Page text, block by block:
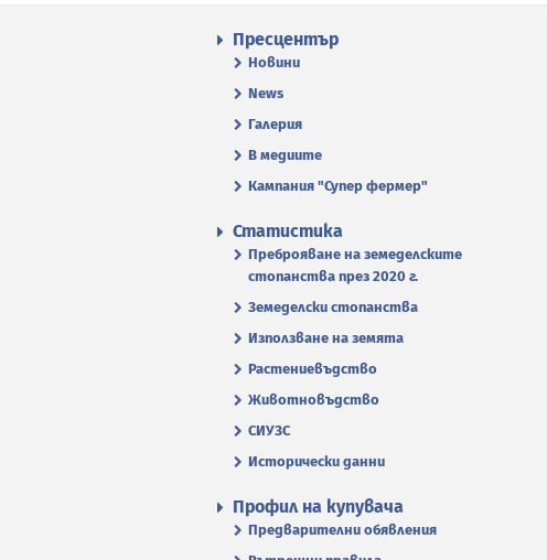
Пресцентър
Новини
News
Галерия
В медиите
Кампания "Супер фермер"
Статистика
Преброяване на земеделските
стопанства през 2020 г.
Земеделски стопанства
Използване на земята
Растениевъдство
Животновъдство
СИУЗС
Исторически данни
Профил на купувача
Предварителни обявления